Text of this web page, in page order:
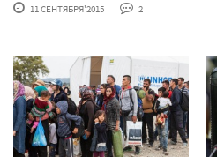
11 СЕНТЯБРЯ'2015 2